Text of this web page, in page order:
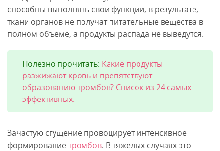
способны выполнять свои функции, в результате,
ткани органов не получат питательные вещества в
полном объеме, а продукты распада не выведутся.
Полезно прочитать: Какие продукты
разжижают кровь и препятствуют
образованию тромбов? Список из 24 самых
эффективных.
Зачастую сгущение провоцирует интенсивное
формированиетромбов. В тяжелых случаях это